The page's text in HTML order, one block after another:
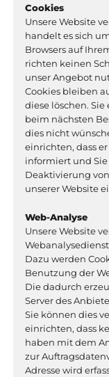
Cookies
Unsere Website
handelt es sich
Browsers auf
richten keinen
unser Angebot
Cookies bleiben
diese löschen.
beim nächsten
dies nicht
einrichten, dass
informiert und
Deaktivierung
unserer Website
Web-Analyse
Unsere Website
Dazu werden
Benutzung der
Die dadurch
Server des
Sie können dies
einrichten, dass
haben mit dem
zur
Adresse wird